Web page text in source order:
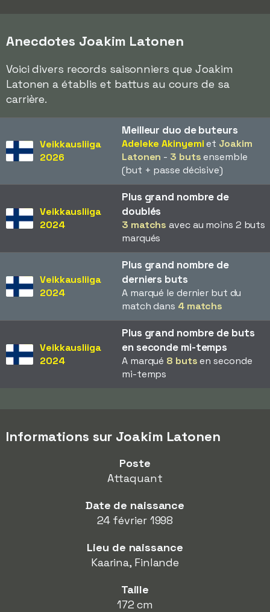
Anecdotes Joakim Latonen
Voici divers records saisonniers que Joakim
Latonen a établis et battus au cours de sa
carrière.
Veikkausliiga
2026
Meilleur duo de buteurs
Adeleke Akinyemiet Joakim
Latonen - 3 butsensemble
(but + passe décisive)
Veikkausliiga
2024
Plus grand nombre de
doublés
3 matchs avec au moins 2 buts
marqués
Veikkausliiga
2024
Plus grand nombre de
derniers buts
A marqué le dernier but du
match dans 4 matchs
Veikkausliiga
2024
Plus grand nombre de buts
en seconde mi-temps
A marqué 8 butsen seconde
mi-temps
Informations sur Joakim Latonen
Poste
Attaquant
Date de naissance
24 février 1998
Lieu de naissance
Kaarina, Finlande
Taille
172 cm